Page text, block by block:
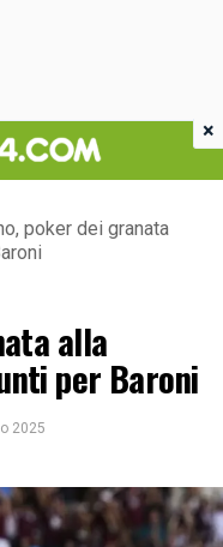
poker dei granata
alla
per Baroni
2025
×